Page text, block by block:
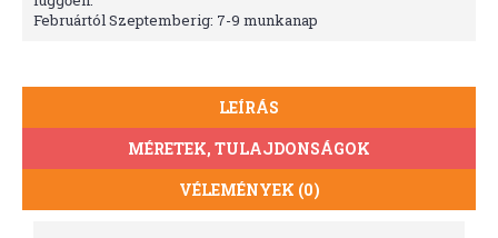
Februártól Szeptemberig: 7-9 munkanap
LEÍRÁS
MÉRETEK, TULAJDONSÁGOK
VÉLEMÉNYEK (0)